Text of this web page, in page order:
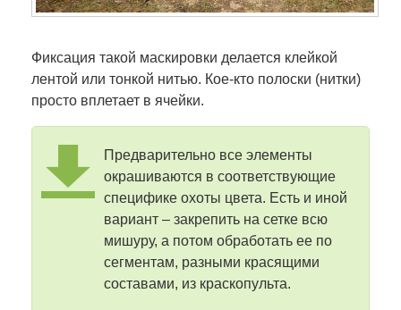
Фиксация такой маскировки делается клейкой
лентой или тонкой нитью. Кое-кто полоски (нитки)
просто вплетает в ячейки.
Предварительно все элементы
окрашиваются в соответствующие
специфике охоты цвета. Есть и иной
вариант – закрепить на сетке всю
мишуру, а потом обработать ее по
сегментам, разными красящими
составами, из краскопульта.